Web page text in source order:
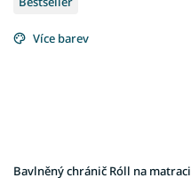
Více barev
Bavlněný chránič Róll na matraci